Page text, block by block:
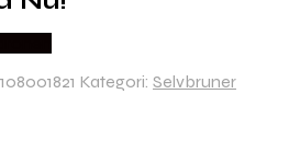
Kategori: Selvbruner